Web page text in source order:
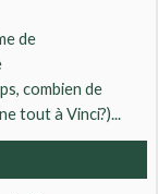
de
combien de
tout à Vinci?)...